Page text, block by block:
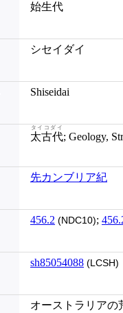
始生代
シセイダイ
Shiseidai
太古代
タイコダイ
; Geology,
先カンブリア紀
456.2 (NDC10);
sh85054088 (LCSH)
オーストラリアの